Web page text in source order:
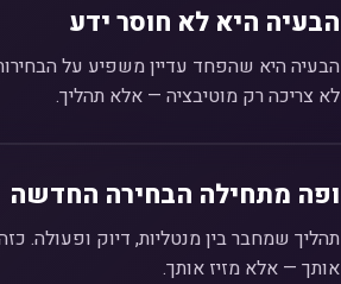
הבעיה היא לא חוסר ידע
הבעיה היא שהפחד עדיין משפיע על
לא צריכה רק מוטיבציה — אלא תהליך.
ופה מתחילה הבחירה החדשה
תהליך שמחבר בין מנטליות, דיוק ופעולה.
אותך — אלא מזיז אותך.